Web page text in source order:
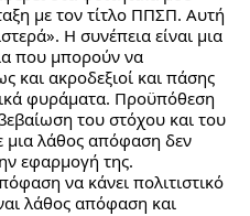
με τον τίτλο ΠΠΣΠ. Αυτή
Η συνέπεια είναι μια
που μπορούν να
και ακροδεξιοί και πάσης
φυράματα. Προϋπόθεση
του στόχου και του
μια λάθος απόφαση δεν
εφαρμογή της.
να κάνει πολιτιστικό
λάθος απόφαση και